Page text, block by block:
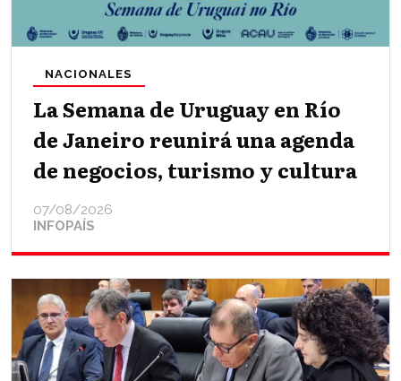
La Semana de Uruguay en Río
de Janeiro reunirá una agenda
de negocios, turismo y cultura
INFOPAÍS
NACIONALES
07/08/2026